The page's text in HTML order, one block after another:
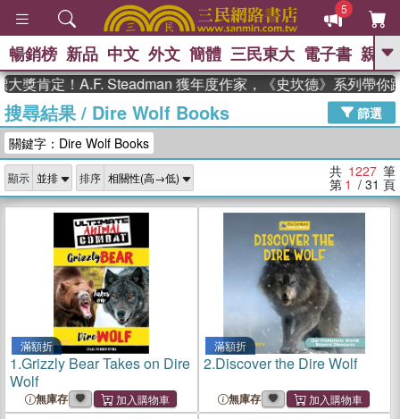
5
GO
熱搜： 東野圭吾 The Odyssey 、
父親節 、 如果歷史是一群喵 、 暑期
念華 、 台灣的李登輝時代 、 數學女
孩：黎曼猜想
偉大的迷走神經
暢銷榜 新品 中文 外文 簡體 三民東大 電子書 親子
！A.F. Steadman 獲年度作家，《史坎德》系列帶你踏上熱
搜尋結果/ Dire Wolf Books
篩選
關鍵字：Dire Wolf Books
顯示 排序 共 1227 筆
第 1 / 31 頁
滿額折
1.Grizzly Bear Takes on Dire
Wolf
無庫存
滿額折
2.Discover the Dire Wolf
無庫存